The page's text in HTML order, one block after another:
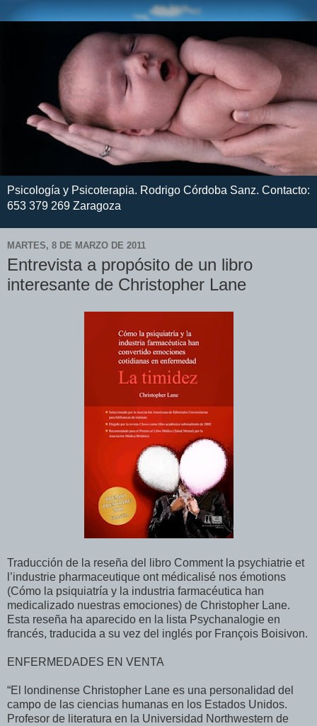
Psicología y Psicoterapia. Rodrigo Córdoba Sanz. Contacto:
653 379 269 Zaragoza
MARTES, 8 DE MARZO DE 2011
Entrevista a propósito de un libro
interesante de Christopher Lane
Traducción de la reseña del libro Comment la psychiatrie et
l’industrie pharmaceutique ont médicalisé nos émotions
(Cómo la psiquiatría y la industria farmacéutica han
medicalizado nuestras emociones) de Christopher Lane.
Esta reseña ha aparecido en la lista Psychanalogie en
francés, traducida a su vez del inglés por François Boisivon.
ENFERMEDADES EN VENTA
“El londinense Christopher Lane es una personalidad del
campo de las ciencias humanas en los Estados Unidos.
Profesor de literatura en la Universidad Northwestern de